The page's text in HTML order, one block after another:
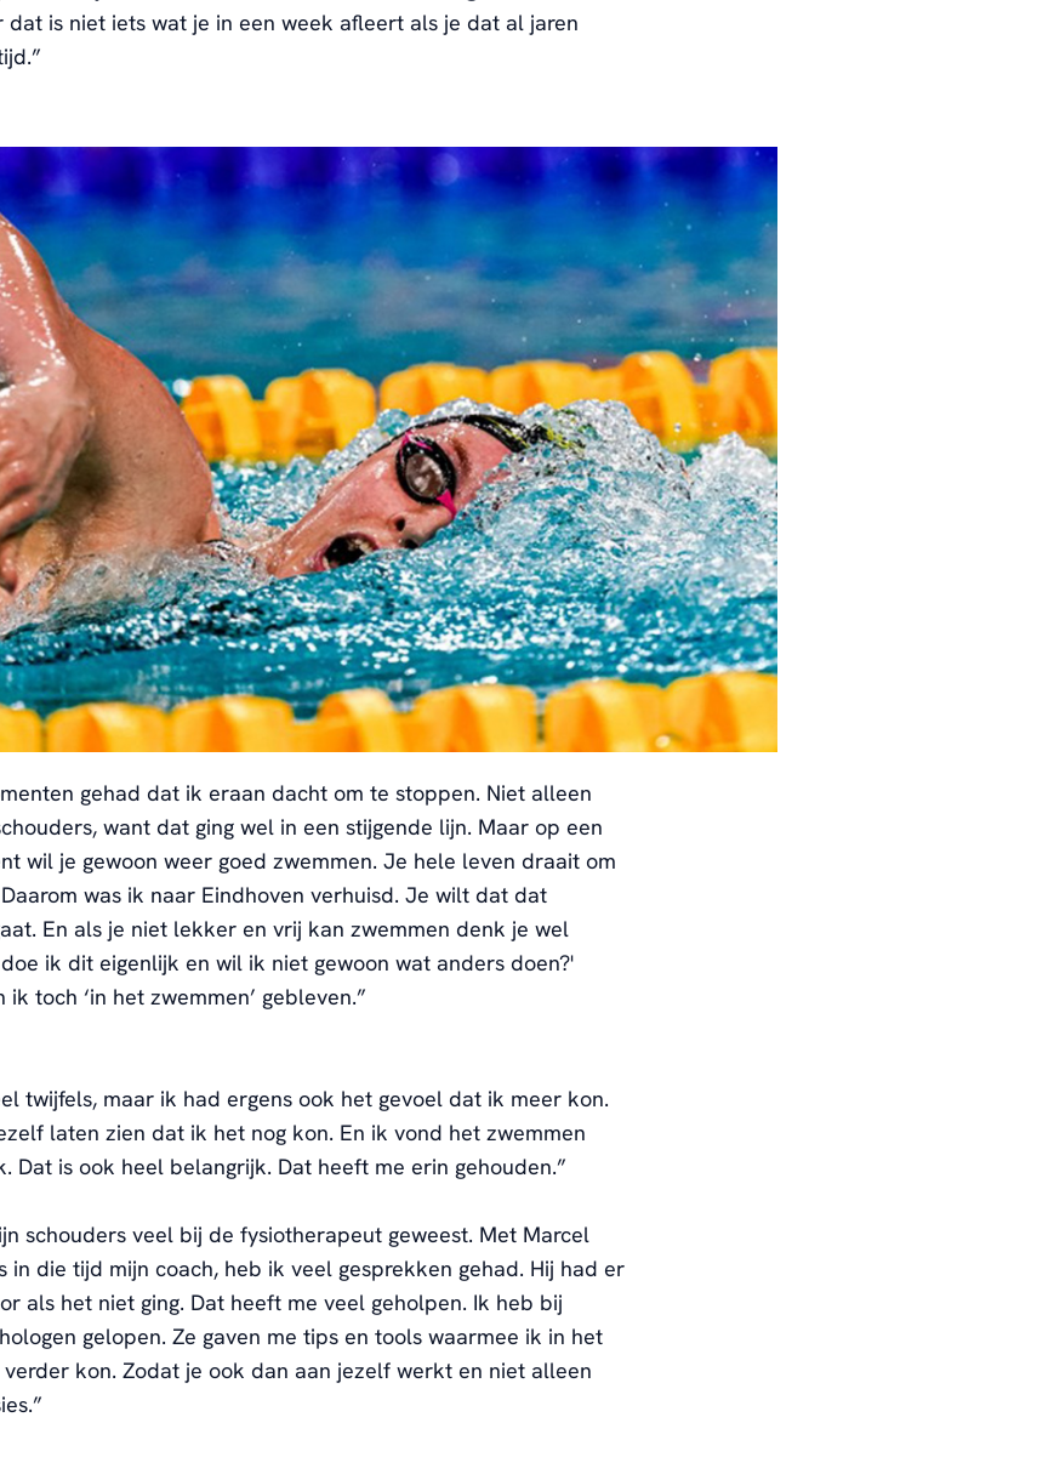
dat is niet iets wat je in een week afleert als je dat al jaren
gehad dat ik eraan dacht om te stoppen. Niet alleen
want dat ging wel in een stijgende lijn. Maar op een
wil je gewoon weer goed zwemmen. Je hele leven draait om
Daarom was ik naar Eindhoven verhuisd. Je wilt dat dat
En als je niet lekker en vrij kan zwemmen denk je wel
ik dit eigenlijk en wil ik niet gewoon wat anders doen?'
ik toch ‘in het zwemmen’ gebleven.”
twijfels, maar ik had ergens ook het gevoel dat ik meer kon.
laten zien dat ik het nog kon. En ik vond het zwemmen
Dat is ook heel belangrijk. Dat heeft me erin gehouden.”
schouders veel bij de fysiotherapeut geweest. Met Marcel
in die tijd mijn coach, heb ik veel gesprekken gehad. Hij had er
als het niet ging. Dat heeft me veel geholpen. Ik heb bij
gelopen. Ze gaven me tips en tools waarmee ik in het
kon. Zodat je ook dan aan jezelf werkt en niet alleen
”